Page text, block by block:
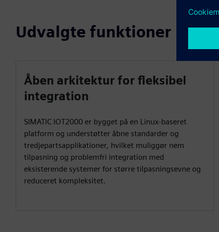
Udvalgte funktioner
Åben arkitektur for fleksibel
integration
SIMATIC IOT2000 er bygget på en Linux-baseret
platform og understøtter åbne standarder og
tredjepartsapplikationer, hvilket muliggør nem
tilpasning og problemfri integration med
eksisterende systemer for større tilpasningsevne og
reduceret kompleksitet.